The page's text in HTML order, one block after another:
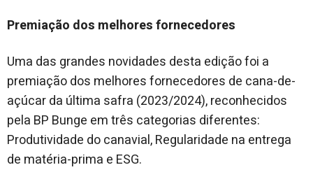
Premiação dos melhores fornecedores
Uma das grandes novidades desta edição foi a
premiação dos melhores fornecedores de cana-de-
açúcar da última safra (2023/2024), reconhecidos
pela BP Bunge em três categorias diferentes:
Produtividade do canavial, Regularidade na entrega
de matéria-prima e ESG.